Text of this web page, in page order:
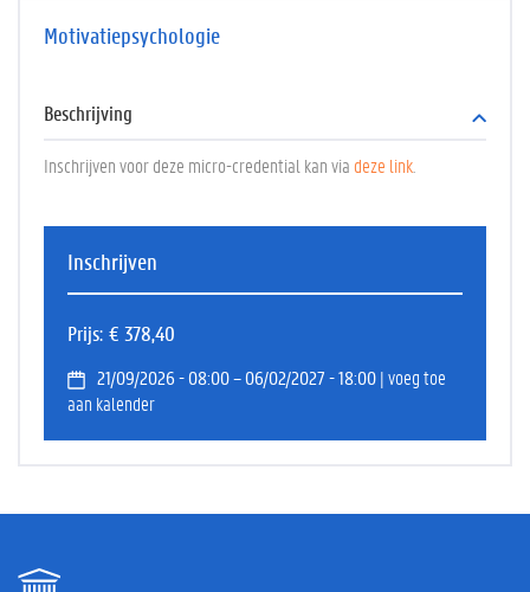
Motivatiepsychologie
Beschrijving
Inschrijven voor deze micro-credential kan via deze link
Inschrijven
Prijs € 378,40
21/09/2026 - 08:00 – 06/02/2027 - 18:00| voeg toe
aan kalender